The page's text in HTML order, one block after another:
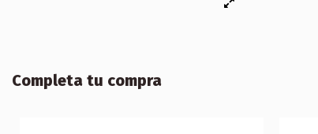
Completa tu compra